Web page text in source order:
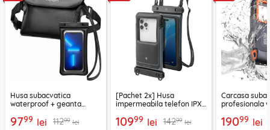
Husa subacvatica
waterproof + geanta
9799 lei 11299 lei
[Pachet 2x] Husa
impermeabila telefon IPX8
10999 lei 14299 lei
Carcasa
profesionala
19099 lei